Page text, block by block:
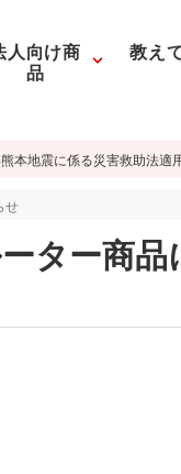
人向け商
品
教え
本地震に係る災害救助法適
せ
ーター商